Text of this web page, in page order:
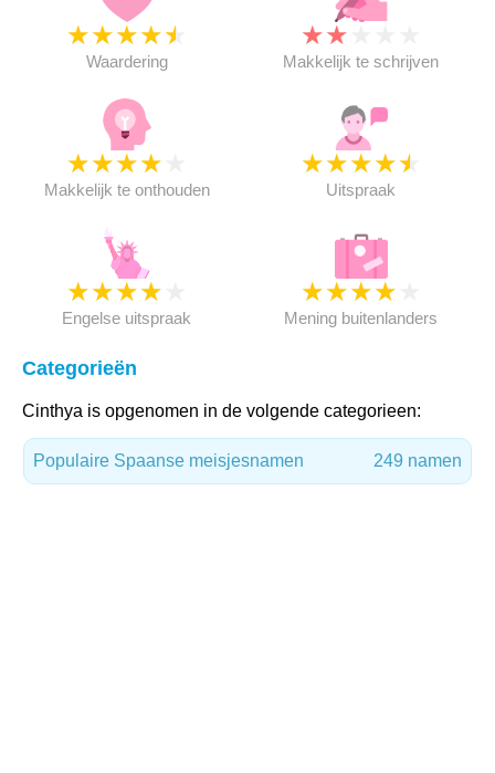
★★★★★
Waardering
★★
Makkelijk te schrijven
★★★★
Makkelijk te onthouden
★★★★★
Uitspraak
★★★★
Engelse uitspraak
★★★★
Mening buitenlanders
Categorieën
Cinthya is opgenomen in de volgende categorieen:
Populaire Spaanse meisjesnamen 249 namen